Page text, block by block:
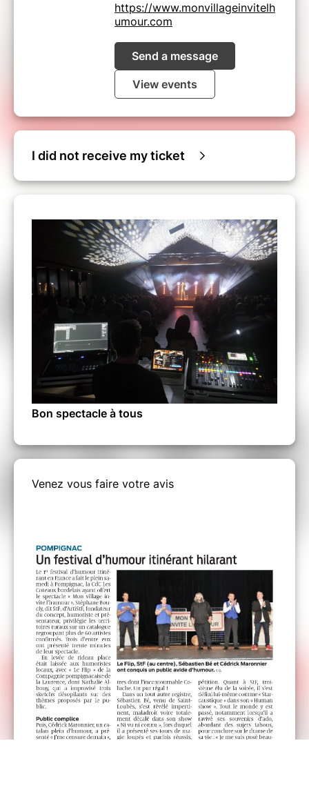
https://www.monvillageinvitelh
umour.com
Send a message
View events
I did not receive my ticket
Bon spectacle à tous
Venez vous faire votre avis